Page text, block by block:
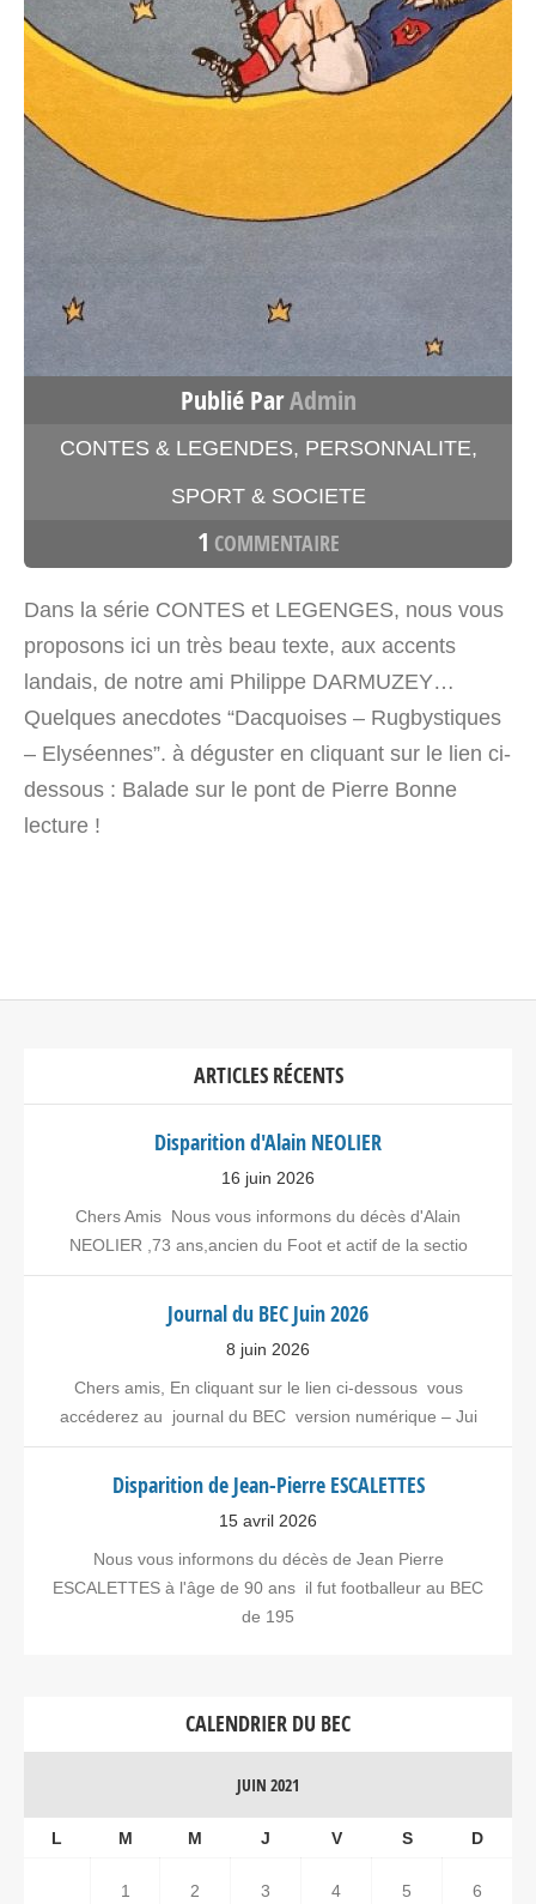
Publié ParAdmin
CONTES & LEGENDES, PERSONNALITE,
SPORT & SOCIETE
1 COMMENTAIRE
Dans la série CONTES et LEGENGES, nous vous
proposons ici un très beau texte, aux accents
landais, de notre ami Philippe DARMUZEY…
Quelques anecdotes “Dacquoises – Rugbystiques
– Elyséennes”. à déguster en cliquant sur le lien ci-
dessous : Balade sur le pont de Pierre Bonne
lecture !
ARTICLES RÉCENTS
Disparition d'Alain NEOLIER
16 juin 2026
Chers Amis Nous vous informons du décès d'Alain
NEOLIER ,73 ans,ancien du Foot et actif de la sectio
Journal du BEC Juin 2026
8 juin 2026
Chers amis, En cliquant sur le lien ci-dessous vous
accéderez au journal du BEC version numérique – Jui
Disparition de Jean-Pierre ESCALETTES
15 avril 2026
Nous vous informons du décès de Jean Pierre
ESCALETTES à l'âge de 90 ans il fut footballeur au BEC
de 195
CALENDRIER DU BEC
JUIN 2021
L M M J V S D
1 2 3 4 5 6